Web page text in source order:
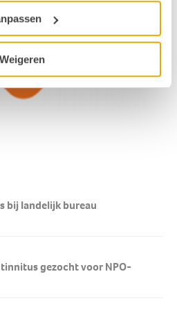
Weigeren
bij landelijk bureau
tinnitus gezocht voor NPO-